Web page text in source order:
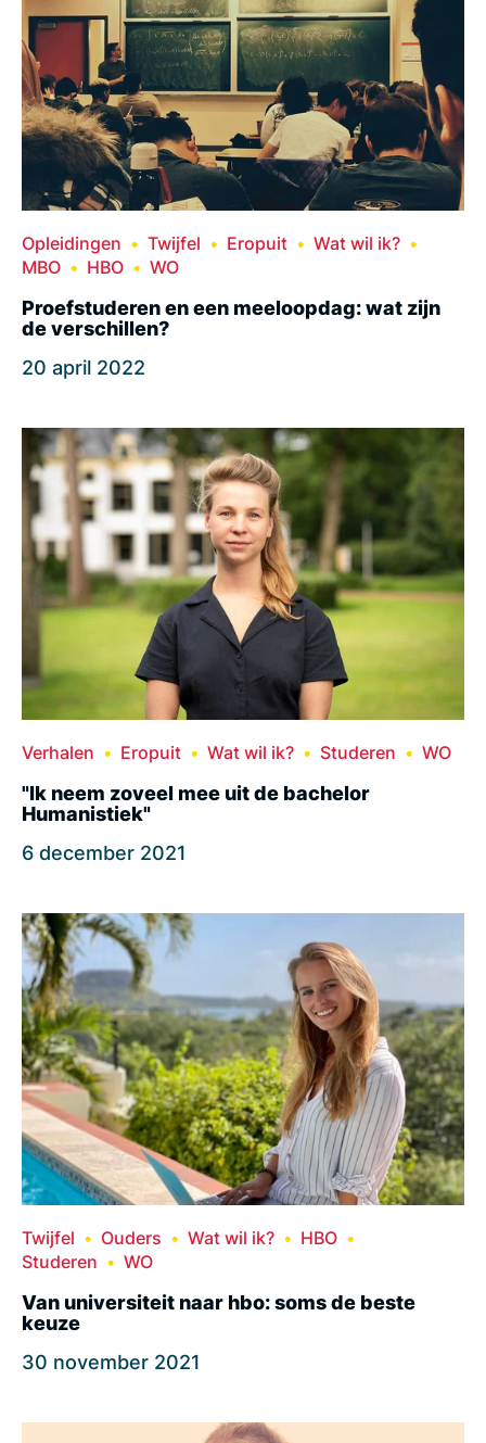
Opleidingen Twijfel Eropuit
Wat wil ik?
MBO
HBO WO
Proefstuderen en een meeloopdag: wat zijn
de verschillen?
20 april 2022
Verhalen Eropuit Wat wil ik? Studeren WO
"Ik neem zoveel mee uit de bachelor
Humanistiek"
6 december 2021
Twijfel Ouders Wat wil ik?
HBO
Studeren
WO
Van universiteit naar hbo: soms de beste
keuze
30 november 2021